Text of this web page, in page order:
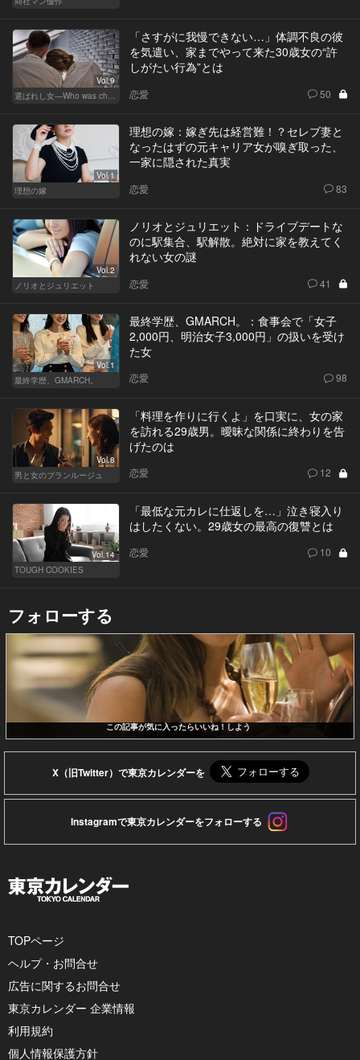
Vol.9
選ばれし女―Who was chosen？―
「さすがに我慢できない…」体調不良の彼
を気遣い、家までやって来た30歳女の“許
しがたい行為”とは
恋愛 50
Vol.1
理想の嫁
理想の嫁：嫁ぎ先は経営難！？セレブ妻と
なったはずの元キャリア女が嗅ぎ取った、
一家に隠された真実
恋愛 83
Vol.2
ノリオとジュリエット
ノリオとジュリエット：ドライブデートな
のに駅集合、駅解散。絶対に家を教えてく
れない女の謎
恋愛 41
Vol.1
最終学歴、GMARCH。
最終学歴、GMARCH。：食事会で「女子
2,000円、明治女子3,000円」の扱いを受け
た女
恋愛 98
Vol.8
男と女のブランルージュ
「料理を作りに行くよ」を口実に、女の家
を訪れる29歳男。曖昧な関係に終わりを告
げたのは
恋愛 12
Vol.14
TOUGH COOKIES
「最低な元カレに仕返しを…」泣き寝入り
はしたくない。29歳女の最高の復讐とは
恋愛 10
フォローする
この記事が気に入ったらいいね！しよう
X（旧Twitter）で東京カレンダーを
Instagramで東京カレンダーをフォローする
TOPページ
ヘルプ・お問合せ
広告に関するお問合せ
東京カレンダー 企業情報
利用規約
個人情報保護方針